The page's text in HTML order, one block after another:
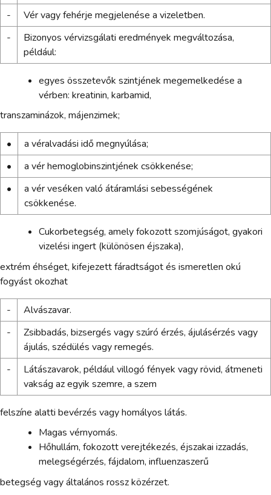
-
Vér vagy fehérje megjelenése a vizeletben.
-
Bizonyos vérvizsgálati eredmények megváltozása,
például:
egyes összetevők szintjének megemelkedése a
vérben: kreatinin, karbamid,
transzaminázok, májenzimek;
•
a véralvadási idő megnyúlása;
•
a vér hemoglobinszintjének csökkenése;
•
a vér veséken való átáramlási sebességének
csökkenése.
Cukorbetegség, amely fokozott szomjúságot, gyakori
vizelési ingert (különösen éjszaka),
extrém éhséget, kifejezett fáradtságot és ismeretlen okú
fogyást okozhat
-
Alvászavar.
-
Zsibbadás, bizsergés vagy szúró érzés, ájulásérzés vagy
ájulás, szédülés vagy remegés.
-
Látászavarok, például villogó fények vagy rövid, átmeneti
vakság az egyik szemre, a szem
felszíne alatti bevérzés vagy homályos látás.
Magas vérnyomás.
Hőhullám, fokozott verejtékezés, éjszakai izzadás,
melegségérzés, fájdalom, influenzaszerű
betegség vagy általános rossz közérzet.